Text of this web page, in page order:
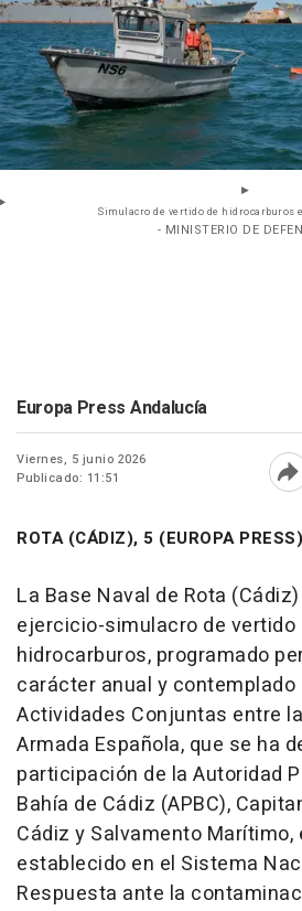
Simulacro de vertido de hidrocarburos
- MINISTERIO DE
Europa Press Andalucía
Viernes, 5 junio 2026
Publicado: 11:51
ROTA (CÁDIZ), 5 (EUROPA PRESS)
La Base Naval de Rota
ejercicio-simulacro de vertido
hidrocarburos, programado
carácter anual y contemplado
Actividades Conjuntas entre
Armada Española, que se ha
participación de la Autoridad
Bahía de Cádiz (APBC),
Cádiz y Salvamento Marítimo,
establecido en el Sistema
Respuesta ante la